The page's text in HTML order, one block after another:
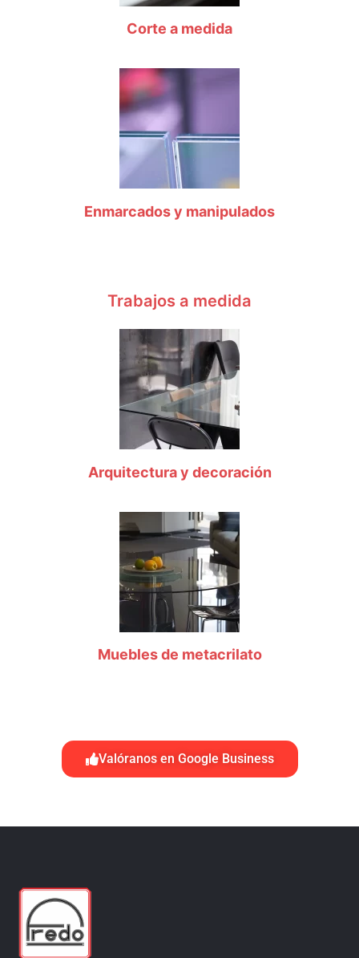
Corte a medida
Enmarcados y manipulados
Trabajos a medida
Arquitectura y decoración
Muebles de metacrilato
Valóranos en Google Business